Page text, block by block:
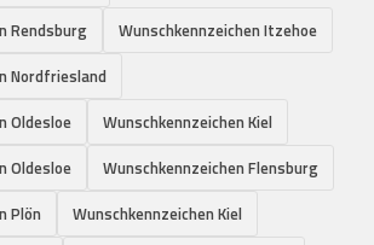
Rendsburg
Wunschkennzeichen Itzehoe
Nordfriesland
Oldesloe
Wunschkennzeichen Kiel
Oldesloe
Wunschkennzeichen Flensburg
Plön
Wunschkennzeichen Kiel